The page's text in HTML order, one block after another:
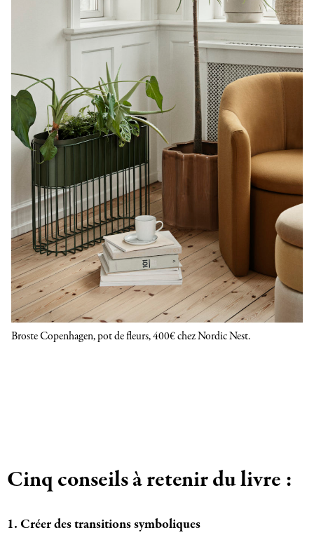
Broste Copenhagen, pot de fleurs, 400€ chez Nordic Nest.
Cinq conseils à retenir du livre :
1. Créer des transitions symboliques